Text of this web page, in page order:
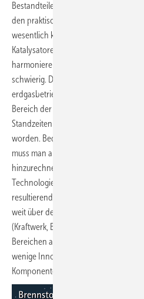
Bestandteile (z. B. Kohlenstoff,
den praktischen Prozess innerhalb
wesentlich komplizierter ablaufen.
Katalysatoren muss mit den anderen
harmonieren. Und das gestaltet sich
schwierig. Die Störanfälligkeit
erdgasbetriebener Anlagen, hat sich
Bereich der Versorgung von
Standzeiten der Stacks von
worden. Bedenkt man jedoch, dass
muss man auch zu den
hinzurechnen. Aber da werden
Technologie noch ein Pfeil im Köcher
resultierenden Kosten für den
weit über den Marktpreisen der
(Kraftwerk, BHKW, und Heizkessel).
Bereichen auch, könnte der
wenige Innovationen erfolgen. Auch
Komponenten eine Kosteneinsparung